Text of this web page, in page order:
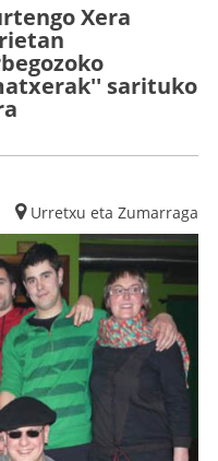
Xera
sarituko
Urretxu eta Zumarraga